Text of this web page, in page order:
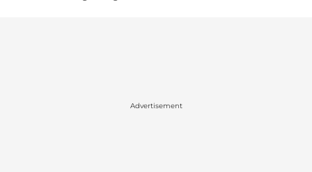
Advertisement